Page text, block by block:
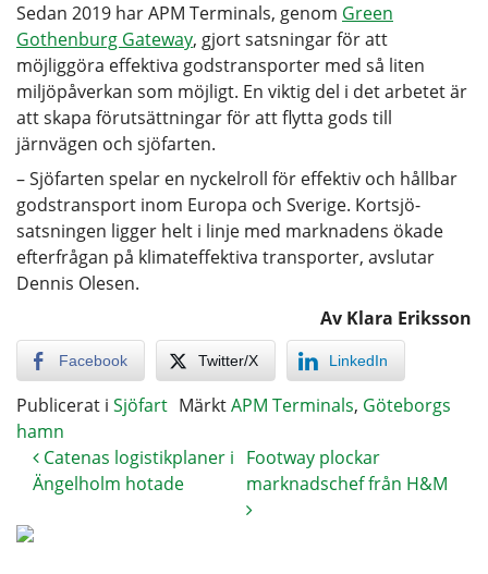
Sedan 2019 har APM Terminals, genom Green
Gothenburg Gateway, gjort satsningar för att
möjliggöra effektiva godstransporter med så liten
miljöpåverkan som möjligt. En viktig del i det arbetet är
att skapa förutsättningar för att flytta gods till
järnvägen och sjöfarten.
– Sjöfarten spelar en nyckelroll för effektiv och hållbar
godstransport inom Europa och Sverige. Kortsjö-
satsningen ligger helt i linje med marknadens ökade
efterfrågan på klimateffektiva transporter, avslutar
Dennis Olesen.
Av Klara Eriksson
Facebook Twitter/X LinkedIn
Publicerat i Sjöfart MärktAPM Terminals, Göteborgs
hamn
Catenas logistikplaner i
Ängelholm hotade
Footway plockar
marknadschef från H&M